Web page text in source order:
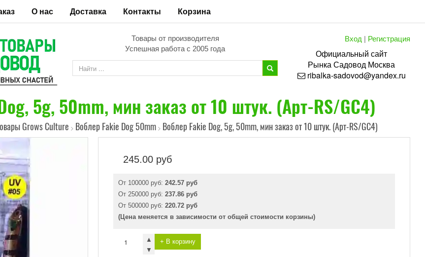
О нас Доставка Контакты Корзина
Товары от производителя
Успешная работа с 2005 года
Вход | Регистрация
Официальный сайт
РынкаСадовод Москва
ribalka-sadovod@yandex.ru
5g, 50mm, мин заказ от 10 штук. (Арт-RS/GC4)
Grows Culture > Воблер Fakie Dog 50mm > Воблер Fakie Dog, 5g, 50mm, мин заказ от 10 штук. (Арт-RS/GC4)
245.00 руб
От 100000 руб: 242.57 руб
От 250000 руб: 237.86 руб
От 500000 руб: 220.72 руб
(Цена меняется в зависимости от общей стоимости корзины)
▲
▼
+ В корзину